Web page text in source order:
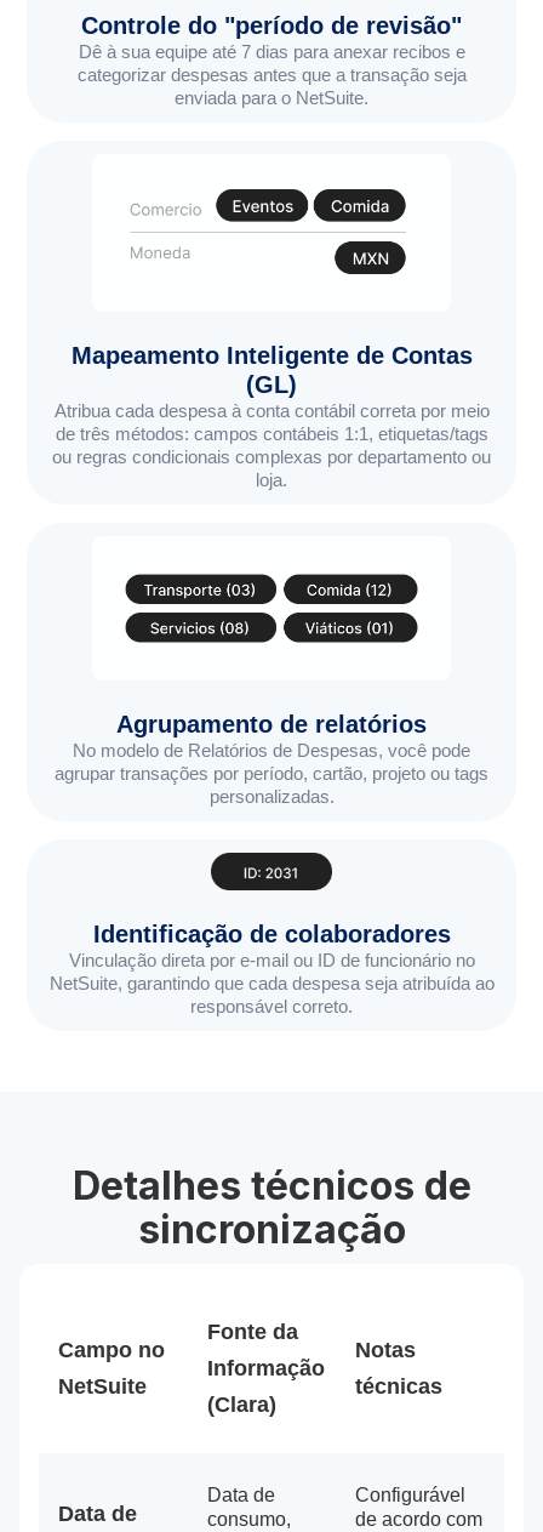
Controle do "período de revisão"
Dê à sua equipe até 7 dias para anexar recibos e
categorizar despesas antes que a transação seja
enviada para o NetSuite.
Mapeamento Inteligente de Contas
(GL)
Atribua cada despesa à conta contábil correta por meio
de três métodos: campos contábeis 1:1, etiquetas/tags
ou regras condicionais complexas por departamento ou
loja.
Agrupamento de relatórios
No modelo de Relatórios de Despesas, você pode
agrupar transações por período, cartão, projeto ou tags
personalizadas.
Identificação de colaboradores
Vinculação direta por e-mail ou ID de funcionário no
NetSuite, garantindo que cada despesa seja atribuída ao
responsável correto.
Detalhes técnicos de
sincronização
Campo no
NetSuite
Fonte da
Informação
(Clara)
Notas
técnicas
Data de
Data de
consumo,
Configurável
de acordo com